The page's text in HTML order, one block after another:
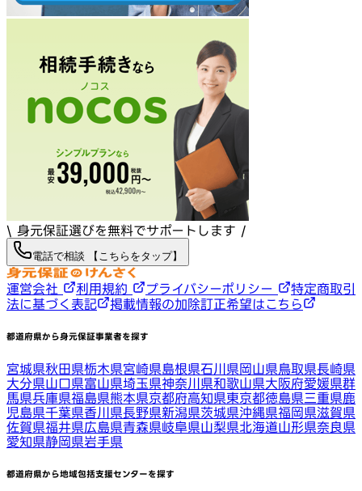
\ 身元保証選びを無料でサポートします /
電話で相談 【こちらをタップ】
運営会社 利用規約 プライバシーポリシー
特定商取引
法に基づく表記
掲載情報の加除訂正希望はこちら
都道府県から身元保証事業者を探す
宮城県秋田県栃木県宮崎県島根県石川県岡山県鳥取県長崎県
大分県山口県富山県埼玉県神奈川県和歌山県大阪府愛媛県群
馬県兵庫県福島県熊本県京都府高知県東京都徳島県三重県鹿
児島県千葉県香川県長野県新潟県茨城県沖縄県福岡県滋賀県
佐賀県福井県広島県青森県岐阜県山梨県北海道山形県奈良県
愛知県静岡県岩手県
都道府県から地域包括支援センターを探す